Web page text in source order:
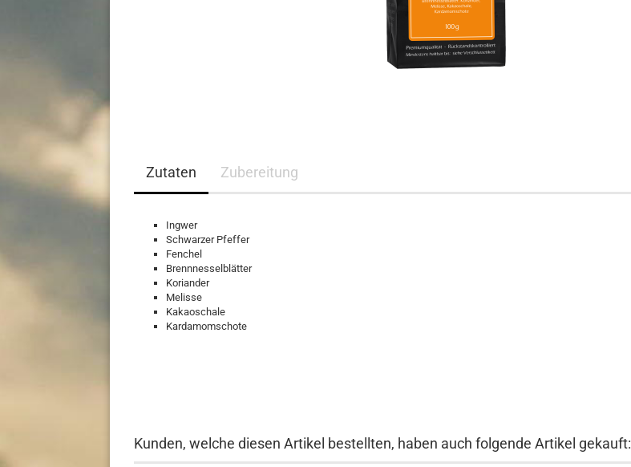
Zutaten Zubereitung
Ingwer
Schwarzer Pfeffer
Fenchel
Brennnesselblätter
Koriander
Melisse
Kakaoschale
Kardamomschote
Kunden, welche diesen Artikel bestellten, haben auch folgende Artikel gekauft: